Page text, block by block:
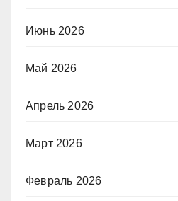
Июнь 2026
Май 2026
Апрель 2026
Март 2026
Февраль 2026